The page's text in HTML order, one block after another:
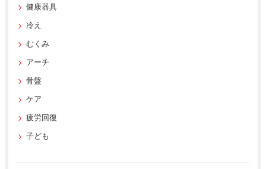
健康器具
冷え
むくみ
アーチ
骨盤
ケア
疲労回復
子ども